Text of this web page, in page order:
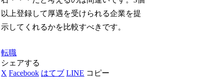
以上登録して厚遇を受けられる企業を提
示してくれるかを比較すべきです。
転職
シェアする
X Facebook はてブ LINE コピー